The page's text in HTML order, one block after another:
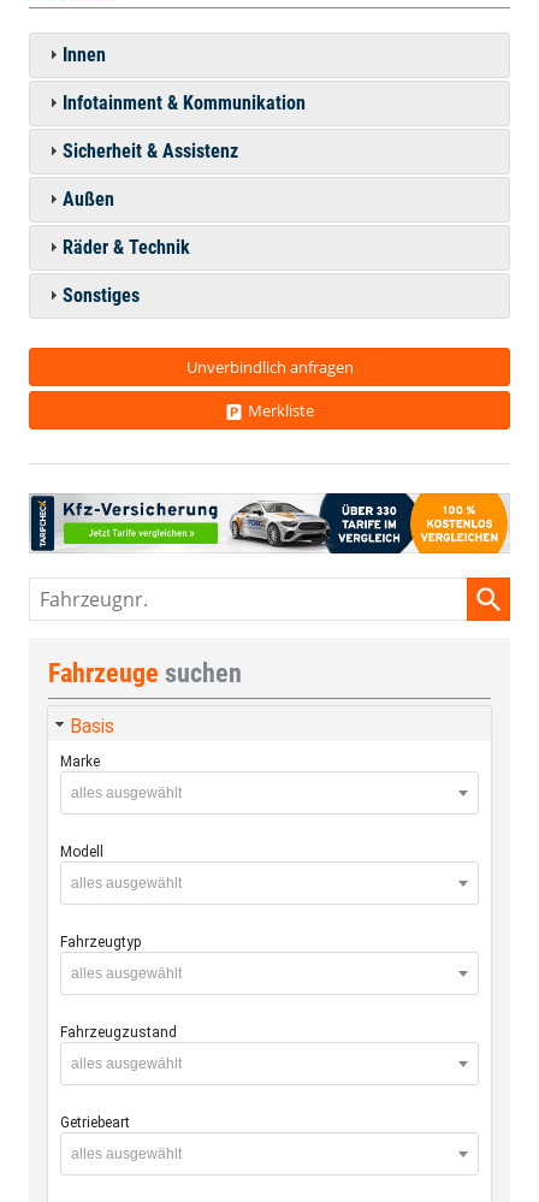
Innen
Infotainment & Kommunikation
Sicherheit & Assistenz
Außen
Räder & Technik
Sonstiges
Unverbindlich anfragen
Merkliste
Fahrzeugnr.
Fahrzeuge suchen
Basis
Marke
alles ausgewählt
Modell
alles ausgewählt
Fahrzeugtyp
alles ausgewählt
Fahrzeugzustand
alles ausgewählt
Getriebeart
alles ausgewählt